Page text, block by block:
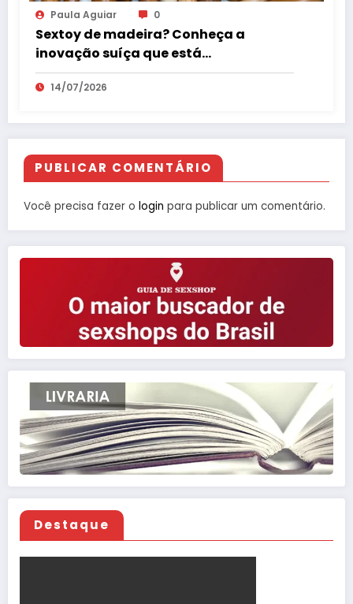
Paula Aguiar 0
Sextoy de madeira? Conheça a
inovação suíça que está
surpreendendo o mercado erótico
14/07/2026
PUBLICAR COMENTÁRIO
Você precisa fazer o login para publicar um comentário.
Destaque